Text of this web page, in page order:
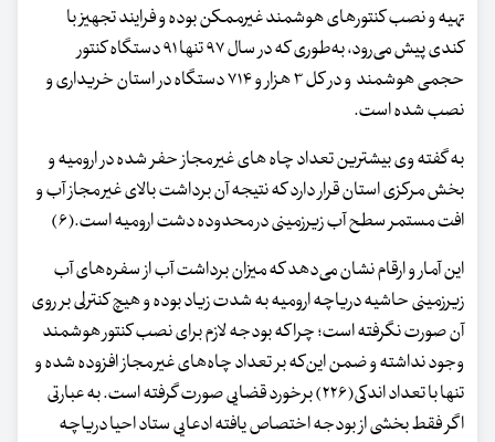
تهیه و نصب کنتورهای هوشمند غیرممکن بوده و فرایند تجهیز با
کندی پیش می‌رود، به‌طوری که در سال ۹۷ تنها ۹۱ دستگاه کنتور
حجمی هوشمند و در کل ۳ هزار و ۷۱۴ دستگاه در استان خریداری و
نصب شده است.
به گفته وی بیشترین تعداد چاه های غیر مجاز حفر شده در ارومیه و
بخش مرکزی استان قرار دارد که نتیجه آن برداشت بالای غیر مجاز آب و
افت مستمر سطح آب زیرزمینی در محدوده دشت ارومیه است.(۶)
این آمار و ارقام نشان می‌دهد که میزان برداشت آب از سفره‌های آب
زیرزمینی حاشیه دریاچه ارومیه به شدت زیاد بوده و هیچ کنترلی بر روی
آن صورت نگرفته است؛ چرا که بودجه لازم برای نصب کنتور هوشمند
وجود نداشته و ضمن این‌که بر تعداد چاه‌های غیر مجاز افزوده شده و
تنها با تعداد اندکی(۲۲۶) برخورد قضایی صورت گرفته است. به عبارتی
اگر فقط بخشی از بودجه اختصاص یافته ادعایی ستاد احیا دریاچه